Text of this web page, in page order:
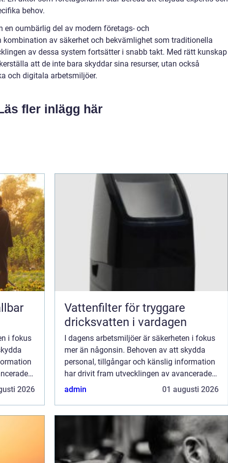
behov.
oumbärlig del av modern företags- och
kombination av säkerhet och bekvämlighet som traditionella
av dessa system fortsätter i snabb takt. Med rätt kunskap
att de inte bara skyddar sina resurser, utan också
och digitala arbetsmiljöer.
fler inlägg här
i fokus
2026
Vattenfilter för tryggare
dricksvatten i vardagen
I dagens arbetsmiljöer är säkerheten i fokus
mer än någonsin. Behoven av att skydda
personal, tillgångar och känslig information
har drivit fram utvecklingen av avancerade
säkerhetslösningar. En central ...
admin 01 augusti 2026